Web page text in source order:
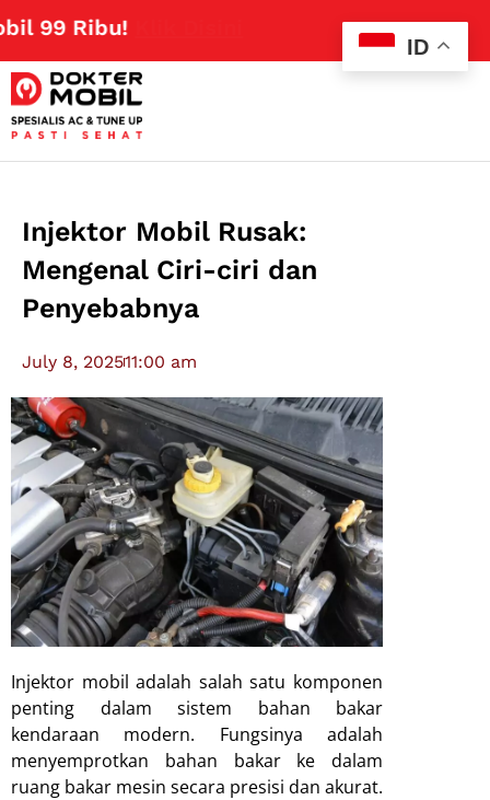
Klik Disini
Injektor Mobil Rusak:
Mengenal Ciri-ciri dan
Penyebabnya
July 8, 202511:00 am
Injektor mobil adalah salah satu komponen
penting dalam sistem bahan bakar
kendaraan modern. Fungsinya adalah
menyemprotkan bahan bakar ke dalam
ruang bakar mesin secara presisi dan akurat.
ID